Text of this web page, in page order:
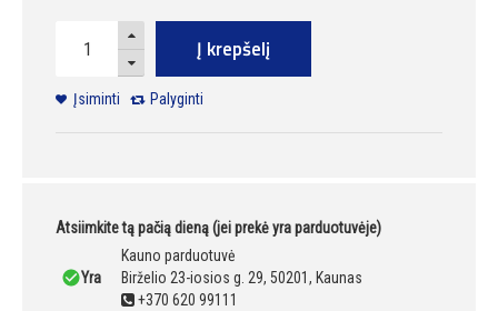
Į krepšelį
Įsiminti Palyginti
Atsiimkite tą pačią dieną (jei prekė yra parduotuvėje)
Yra
Kauno parduotuvė
Birželio 23-iosios g. 29, 50201, Kaunas
+370 620 99111